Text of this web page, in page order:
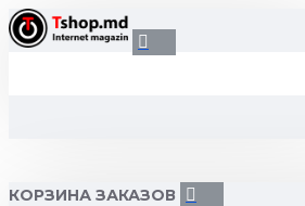
КОРЗИНА ЗАКАЗОВ